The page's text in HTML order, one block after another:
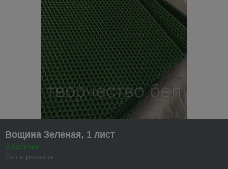
Вощина Зеленая, 1 лист
В наличии
Опт и розница